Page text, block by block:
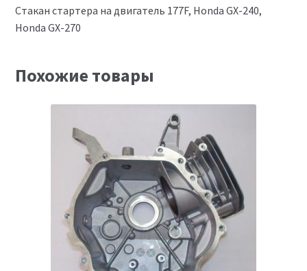
Стакан стартера на двигатель 177F, Honda GX-240,
Honda GX-270
Похожие товары